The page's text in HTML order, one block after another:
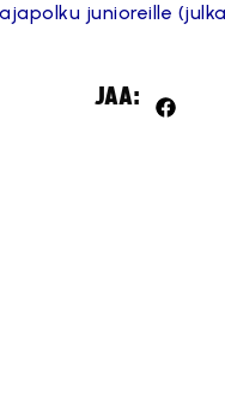
junioreille
JAA: